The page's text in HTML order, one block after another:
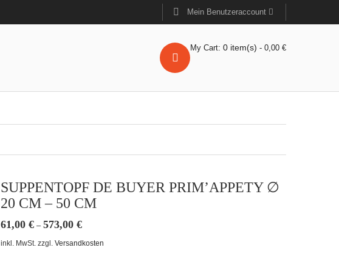
Mein Benutzeraccount
My Cart: 0 item(s) - 0,00 €
SUPPENTOPF DE BUYER PRIM’APPETY ∅
20 CM – 50 CM
61,00 € – 573,00 €
inkl. MwSt. zzgl. Versandkosten